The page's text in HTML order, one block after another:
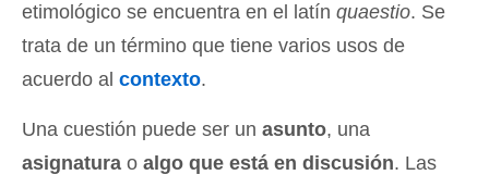
etimológico se encuentra en el latín quaestio. Se
trata de un término que tiene varios usos de
acuerdo al contexto.
Una cuestión puede ser un asunto, una
asignatura o algo que está en discusión. Las